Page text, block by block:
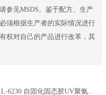
参见MSDS。鉴于配方、生产
须根据生产者的实际情况进行
权对自己的产品进行改革，其
L-6230 自固化固态胶UV聚氨酯 UV粘合胶 电子元件UV胶 UV结构胶 UV定型胶 甲油胶底胶